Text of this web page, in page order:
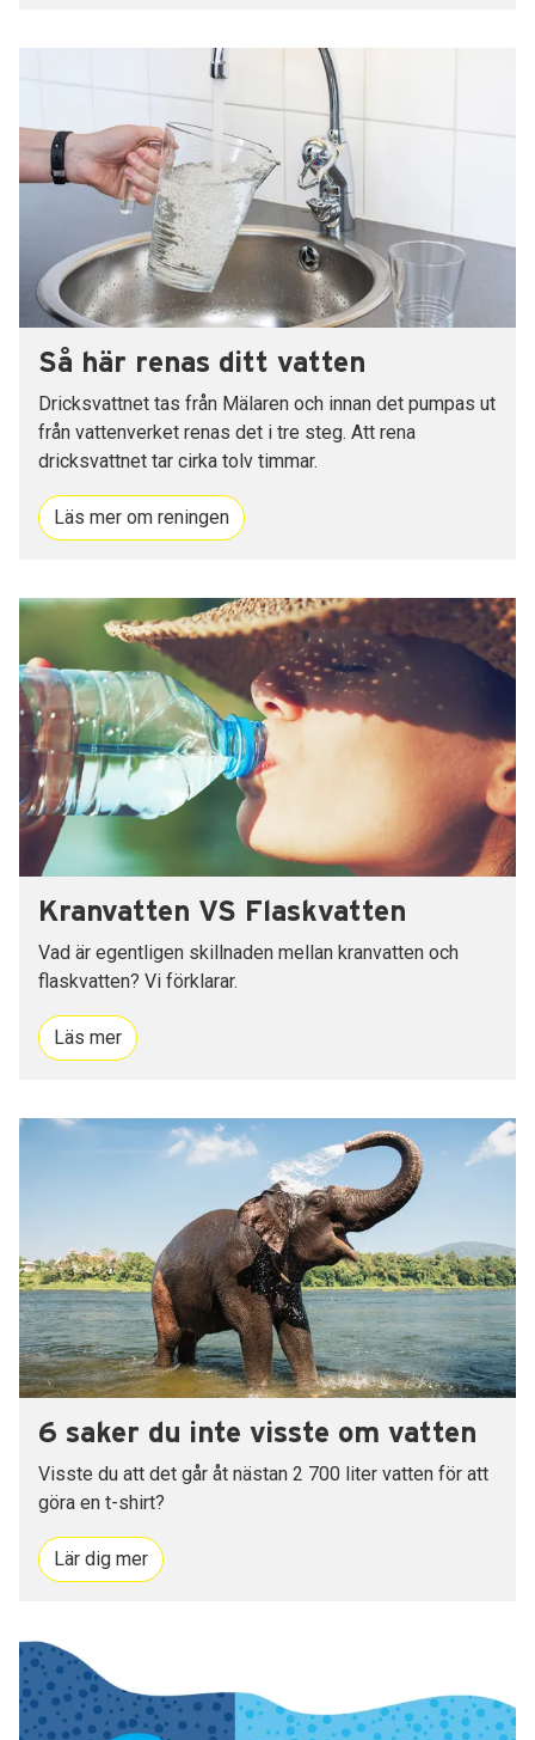
Så här renas ditt vatten
Dricksvattnet tas från Mälaren och innan det pumpas ut
från vattenverket renas det i tre steg. Att rena
dricksvattnet tar cirka tolv timmar.
Läs mer om reningen
Kranvatten VS Flaskvatten
Vad är egentligen skillnaden mellan kranvatten och
flaskvatten? Vi förklarar.
Läs mer
6 saker du inte visste om vatten
Visste du att det går åt nästan 2 700 liter vatten för att
göra en t-shirt?
Lär dig mer